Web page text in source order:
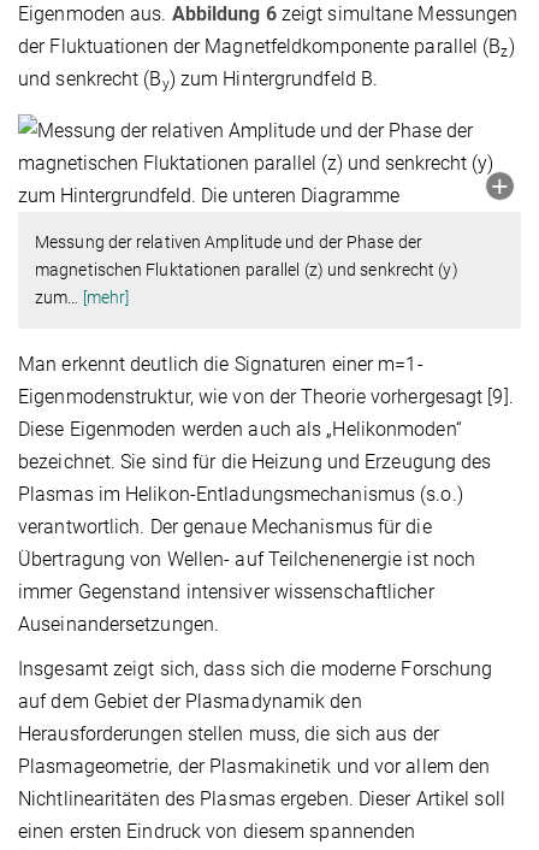
Eigenmoden aus. Abbildung 6zeigt simultane Messungen
der Fluktuationen der Magnetfeldkomponente parallel (Bz)
und senkrecht (By) zum Hintergrundfeld B.
Messung der relativen Amplitude und der Phase der
magnetischen Fluktationen parallel (z) und senkrecht (y)
zum… [mehr]
Man erkennt deutlich die Signaturen einer m=1-
Eigenmodenstruktur, wie von der Theorie vorhergesagt [9].
Diese Eigenmoden werden auch als „Helikonmoden“
bezeichnet. Sie sind für die Heizung und Erzeugung des
Plasmas im Helikon-Entladungsmechanismus (s.o.)
verantwortlich. Der genaue Mechanismus für die
Übertragung von Wellen- auf Teilchenenergie ist noch
immer Gegenstand intensiver wissenschaftlicher
Auseinandersetzungen.
Insgesamt zeigt sich, dass sich die moderne Forschung
auf dem Gebiet der Plasmadynamik den
Herausforderungen stellen muss, die sich aus der
Plasmageometrie, der Plasmakinetik und vor allem den
Nichtlinearitäten des Plasmas ergeben. Dieser Artikel soll
einen ersten Eindruck von diesem spannenden